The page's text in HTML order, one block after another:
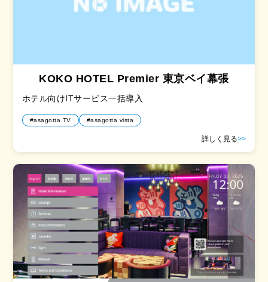
KOKO HOTEL Premier 東京ベイ幕張
ホテル向けITサービス一括導入
#asagotta TV #asagotta vista
詳しく見る>>